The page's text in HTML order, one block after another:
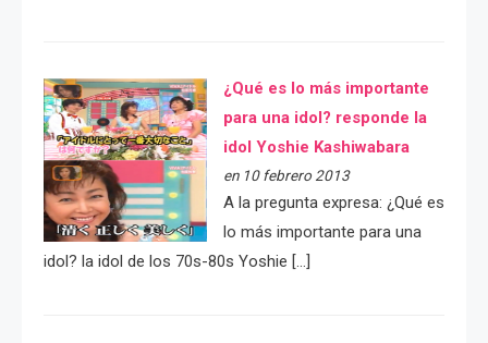
¿Qué es lo más importante
para una idol? responde la
idol Yoshie Kashiwabara
en 10 febrero 2013
A la pregunta expresa: ¿Qué es
lo más importante para una
idol? la idol de los 70s-80s Yoshie […]